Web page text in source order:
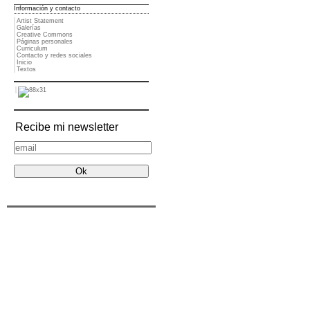
Información y contacto
Artist Statement
Galerías
Creative Commons
Páginas personales
Curriculum
Contacto y redes sociales
Inicio
Textos
Recibe mi newsletter